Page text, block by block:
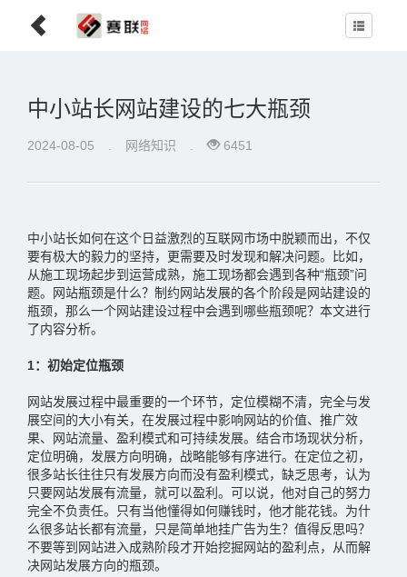
中小站长网站建设的七大瓶颈
2024-08-05 网络知识 6451
中小站长如何在这个日益激烈的互联网市场中脱颖而出，不仅
要有极大的毅力的坚持，更需要及时发现和解决问题。比如，
从施工现场起步到运营成熟，施工现场都会遇到各种“瓶颈”问
题。网站瓶颈是什么？制约网站发展的各个阶段是网站建设的
瓶颈，那么一个网站建设过程中会遇到哪些瓶颈呢？本文进行
了内容分析。
1：初始定位瓶颈
网站发展过程中最重要的一个环节，定位模糊不清，完全与发
展空间的大小有关，在发展过程中影响网站的价值、推广效
果、网站流量、盈利模式和可持续发展。结合市场现状分析，
定位明确，发展方向明确，战略能够有序进行。在定位之初，
很多站长往往只有发展方向而没有盈利模式，缺乏思考，认为
只要网站发展有流量，就可以盈利。可以说，他对自己的努力
完全不负责任。只有当他懂得如何赚钱时，他才能花钱。为什
么很多站长都有流量，只是简单地挂广告为生？值得反思吗？
不要等到网站进入成熟阶段才开始挖掘网站的盈利点，从而解
决网站发展方向的瓶颈。